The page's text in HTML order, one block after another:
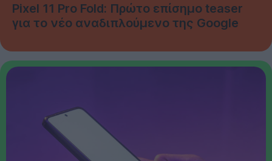
Pixel 11 Pro Fold: Πρώτο επίσημο teaser
για το νέο αναδιπλούμενο της Google